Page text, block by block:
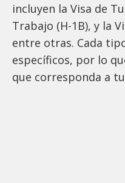
incluyen la Visa de
Trabajo (H-1B), y la
entre otras. Cada
específicos, por lo
que corresponda a